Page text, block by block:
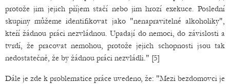
protože jim jejich příjem stačí nebo jim hrozí exekuce. Poslední
skupiny můžeme identifikovat jako "nenapravitelné alkoholiky",
kteří žádnou práci nezvládnou. Upadají do nemoci, do závislosti a
tvrdí, že pracovat nemohou, protože jejich schopnosti jsou tak
nedostatečně, že by žádnou práci nezvládli." [5]
Dále je zde k problematice práce uvedeno, že: "Mezi bezdomovci je